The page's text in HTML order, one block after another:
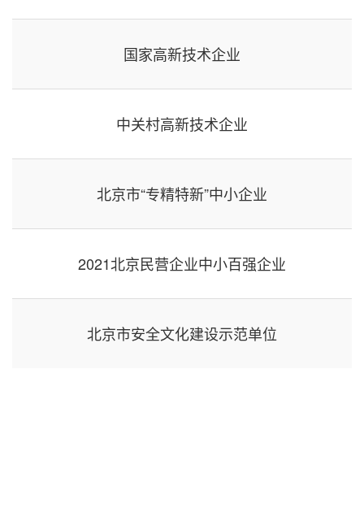
国家高新技术企业
中关村高新技术企业
北京市“专精特新”中小企业
2021北京民营企业中小百强企业
北京市安全文化建设示范单位